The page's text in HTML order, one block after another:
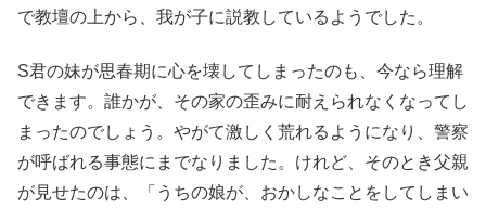
で教壇の上から、我が子に説教しているようでした。
S君の妹が思春期に心を壊してしまったのも、今なら理解
できます。誰かが、その家の歪みに耐えられなくなってし
まったのでしょう。やがて激しく荒れるようになり、警察
が呼ばれる事態にまでなりました。けれど、そのとき父親
が見せたのは、「うちの娘が、おかしなことをしてしまい